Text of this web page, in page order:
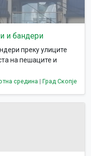
и бандери
преку улиците
на пешаците и
средина | Град Скопје